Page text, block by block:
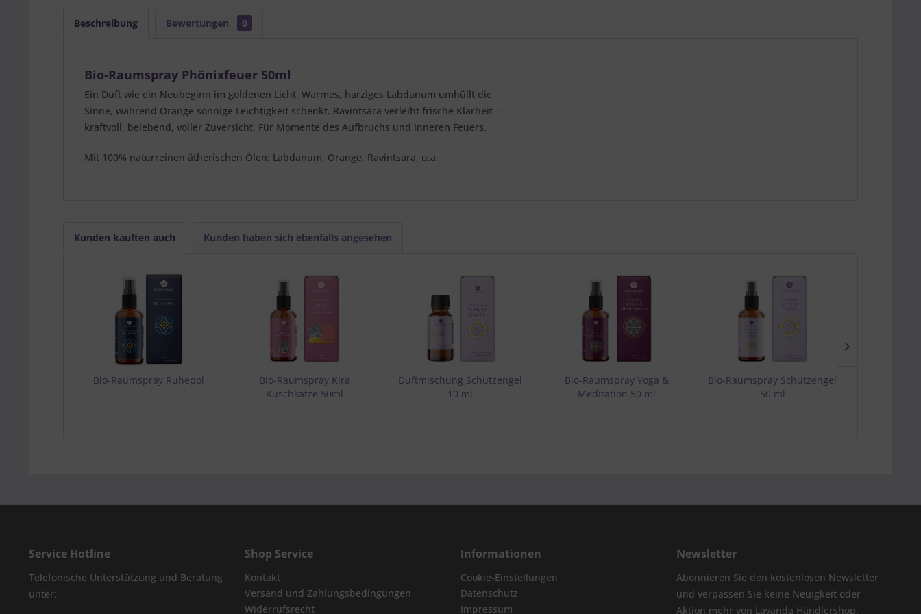
Beschreibung Bewertungen 0
Bio-Raumspray Phönixfeuer 50ml
Ein Duft wie ein Neubeginn im goldenen Licht. Warmes, harziges Labdanum umhüllt die
Sinne, während Orange sonnige Leichtigkeit schenkt. Ravintsara verleiht frische Klarheit –
kraftvoll, belebend, voller Zuversicht. Für Momente des Aufbruchs und inneren Feuers.
Mit 100% naturreinen ätherischen Ölen: Labdanum, Orange, Ravintsara, u.a.
Kunden kauften auch Kunden haben sich ebenfalls angesehen
Bio-Raumspray Ruhepol
Bio-Raumspray Kira
Kuschkatze 50ml
Duftmischung Schutzengel
10 ml
Bio-Raumspray Yoga &
Meditation 50 ml
Bio-Raumspray Schutzengel
50 ml
Service Hotline
Telefonische Unterstützung und Beratung
unter:
Shop Service
Kontakt
Versand und Zahlungsbedingungen
Widerrufsrecht
Informationen
Cookie-Einstellungen
Datenschutz
Impressum
Newsletter
Abonnieren Sie den kostenlosen Newsletter
und verpassen Sie keine Neuigkeit oder
Aktion mehr von Lavanda Händlershop.